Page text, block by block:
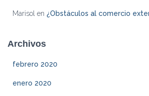
Marisol en ¿Obstáculos al comercio
Archivos
febrero 2020
enero 2020